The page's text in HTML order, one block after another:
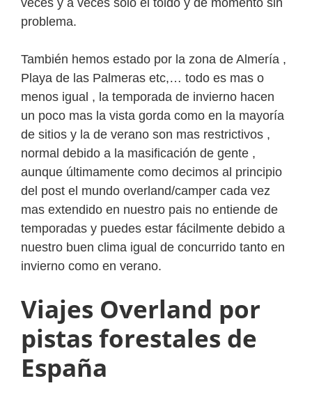
problema.
También hemos estado por la zona de Almería ,
Playa de las Palmeras etc,… todo es mas o
menos igual , la temporada de invierno hacen
un poco mas la vista gorda como en la mayoría
de sitios y la de verano son mas restrictivos ,
normal debido a la masificación de gente ,
aunque últimamente como decimos al principio
del post el mundo overland/camper cada vez
mas extendido en nuestro pais no entiende de
temporadas y puedes estar fácilmente debido a
nuestro buen clima igual de concurrido tanto en
invierno como en verano.
Viajes Overland por
pistas forestales de
España